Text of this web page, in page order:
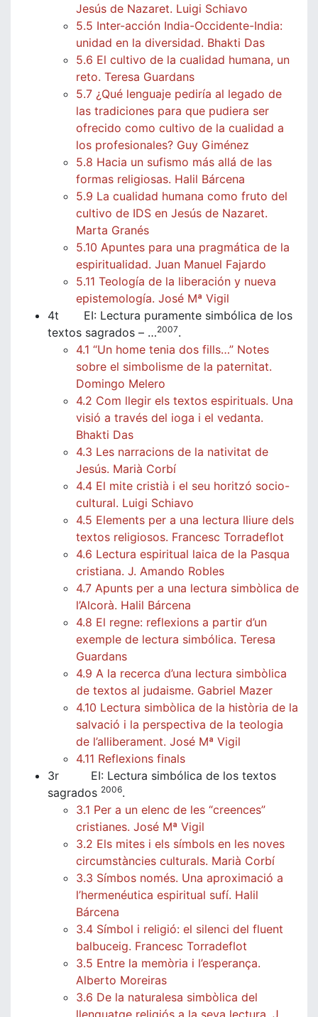
Jesús de Nazaret. Luigi Schiavo
5.5 Inter-acción India-Occidente-India:
unidad en la diversidad. Bhakti Das
5.6 El cultivo de la cualidad humana, un
reto. Teresa Guardans
5.7 ¿Qué lenguaje pediría al legado de
las tradiciones para que pudiera ser
ofrecido como cultivo de la cualidad a
los profesionales? Guy Giménez
5.8 Hacia un sufismo más allá de las
formas religiosas. Halil Bárcena
5.9 La cualidad humana como fruto del
cultivo de IDS en Jesús de Nazaret.
Marta Granés
5.10 Apuntes para una pragmática de la
espiritualidad. Juan Manuel Fajardo
5.11 Teología de la liberación y nueva
epistemología. José Mª Vigil
4t EI: Lectura puramente simbólica de los
textos sagrados – …2007.
4.1 “Un home tenia dos fills…” Notes
sobre el simbolisme de la paternitat.
Domingo Melero
4.2 Com llegir els textos espirituals. Una
visió a través del ioga i el vedanta.
Bhakti Das
4.3 Les narracions de la nativitat de
Jesús. Marià Corbí
4.4 El mite cristià i el seu horitzó socio-
cultural. Luigi Schiavo
4.5 Elements per a una lectura lliure dels
textos religiosos. Francesc Torradeflot
4.6 Lectura espiritual laica de la Pasqua
cristiana. J. Amando Robles
4.7 Apunts per a una lectura simbòlica de
l’Alcorà. Halil Bárcena
4.8 El regne: reflexions a partir d’un
exemple de lectura simbólica. Teresa
Guardans
4.9 A la recerca d’una lectura simbòlica
de textos al judaisme. Gabriel Mazer
4.10 Lectura simbòlica de la història de la
salvació i la perspectiva de la teologia
de l’alliberament. José Mª Vigil
4.11 Reflexions finals
3r EI: Lectura simbólica de los textos
sagrados 2006.
3.1 Per a un elenc de les “creences”
cristianes. José Mª Vigil
3.2 Els mites i els símbols en les noves
circumstàncies culturals. Marià Corbí
3.3 Símbos només. Una aproximació a
l’hermenéutica espiritual sufí. Halil
Bárcena
3.4 Símbol i religió: el silenci del fluent
balbuceig. Francesc Torradeflot
3.5 Entre la memòria i l’esperança.
Alberto Moreiras
3.6 De la naturalesa simbòlica del